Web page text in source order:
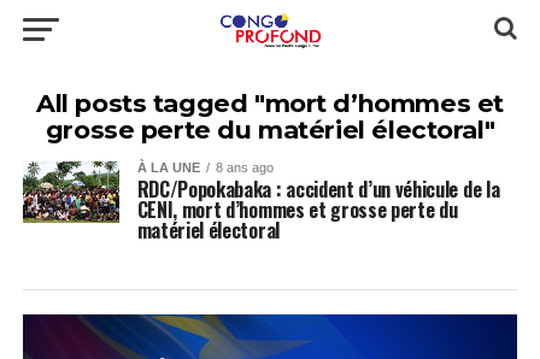
All posts tagged "mort d’hommes et
grosse perte du matériel électoral"
À LA UNE 8 ans ago
RDC/Popokabaka : accident d’un véhicule de la
CENI, mort d’hommes et grosse perte du
matériel électoral